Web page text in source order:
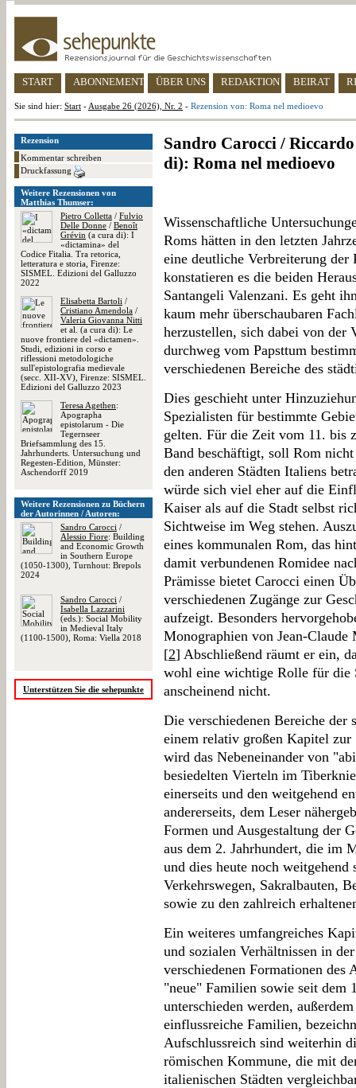
START ABONNEMENT ÜBER UNS REDAKTION BEIRAT
Sie sind hier: Start - Ausgabe 26 (2026), Nr. 2 - Rezension von: Roma nel medioevo
Rezension
Kommentar schreiben
Druckfassung
Weitere Rezensionen von
Matthias Thumser:
Pietro Colletta / Fulvio
Delle Donne / Benoît
Grévin (a cura di): I
«dictamina» del
Codice Fitalia. Tra retorica,
letteratura e storia, Firenze:
SISMEL. Edizioni del Galluzzo
2022
Elisabetta Bartoli /
Cristiano Amendola /
Valeria Giovanna Nitti
et al. (a cura di): Le
nuove frontiere del «dictamen».
Studi, edizioni in corso e
riflessioni metodologiche
sull'epistolografia medievale
(secc. XII-XV), Firenze: SISMEL.
Edizioni del Galluzzo 2023
Teresa Agethen:
Apographa
epistolarum - Die
Tegernseer
Briefsammlung des 15.
Jahrhunderts. Untersuchung und
Regesten-Edition, Münster:
Aschendorff 2019
Weitere Rezensionen zu Büchern
der Autorinnen / Autoren:
Sandro Carocci /
Alessio Fiore: Building
and Economic Growth
in Southern Europe
(1050-1300), Turnhout: Brepols
2024
Sandro Carocci /
Isabella Lazzarini
(eds.): Social Mobility
in Medieval Italy
(1100-1500), Roma: Viella 2018
Unterstützen Sie die sehepunkte
Sandro Carocci /
di): Roma nel medioevo
Wissenschaftliche
Roms hätten in den letzten
eine deutliche Verbreiterung der
konstatieren es die beiden
Santangeli Valenzani. Es geht
kaum mehr überschaubaren
herzustellen, sich dabei von der
durchweg vom Papsttum
verschiedenen Bereiche des
Dies geschieht unter
Spezialisten für bestimmte
gelten. Für die Zeit vom 11. bis
Band beschäftigt, soll Rom nicht
den anderen Städten Italiens
würde sich viel eher auf die
Kaiser als auf die Stadt selbst
Sichtweise im Weg stehen.
eines kommunalen Rom, das
damit verbundenen Romidee
Prämisse bietet Carocci einen
verschiedenen Zugänge zur
aufzeigt. Besonders
Monographien von Jean-
[2] Abschließend räumt er ein,
wohl eine wichtige Rolle für die
anscheinend nicht.
Die verschiedenen Bereiche der
einem relativ großen Kapitel zur
wird das Nebeneinander von
besiedelten Vierteln im
einerseits und den weitgehend
andererseits, dem Leser
Formen und Ausgestaltung der
aus dem 2. Jahrhundert, die im
und dies heute noch weitgehend
Verkehrswegen, Sakralbauten,
sowie zu den zahlreich
Ein weiteres umfangreiches
und sozialen Verhältnissen in
verschiedenen Formationen
"neue" Familien sowie seit dem
unterschieden werden,
einflussreiche Familien,
Aufschlussreich sind weiterhin
römischen Kommune, die mit
italienischen Städten